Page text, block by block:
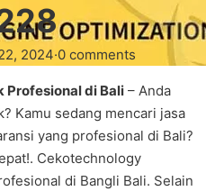
2024·0 comments
Profesional di Bali – Anda
Kamu sedang mencari jasa
yang profesional di Bali?
Cekotechnology
di Bangli Bali. Selain